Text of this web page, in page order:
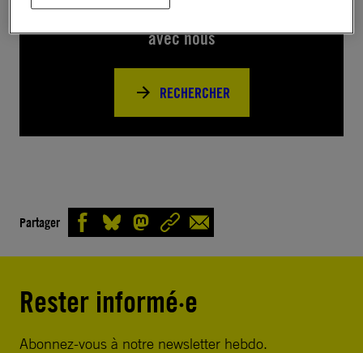
avec nous
RECHERCHER
Partager
Rester informé·e
Abonnez-vous à notre newsletter hebdo.